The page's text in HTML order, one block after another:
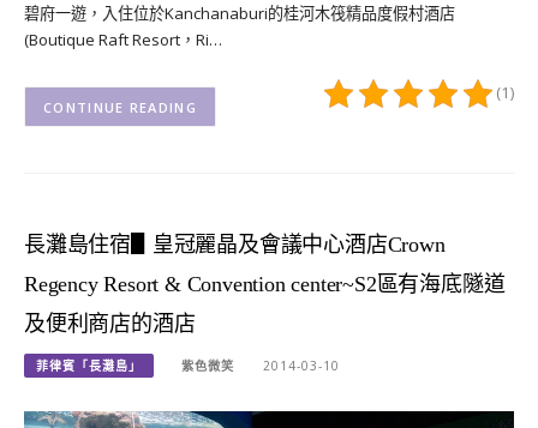
碧府一遊，入住位於Kanchanaburi的桂河木筏精品度假村酒店
(Boutique Raft Resort，Ri…
(1)
CONTINUE READING
長灘島住宿▋皇冠麗晶及會議中心酒店Crown
Regency Resort & Convention center~S2區有海底隧道
及便利商店的酒店
菲律賓「長灘島」 紫色微笑 2014-03-10